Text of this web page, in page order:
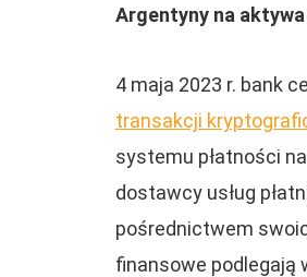
Argentyny na
4 maja 2023 r. bank
transakcji
systemu płatności
dostawcy usług
pośrednictwem
finansowe podlegają